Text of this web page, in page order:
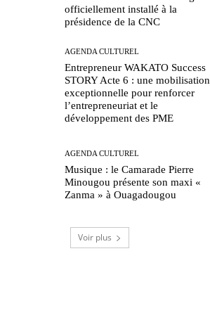
officiellement installé à la
présidence de la CNC
AGENDA CULTUREL
Entrepreneur WAKATO Success
STORY Acte 6 : une mobilisation
exceptionnelle pour renforcer
l’entrepreneuriat et le
développement des PME
AGENDA CULTUREL
Musique : le Camarade Pierre
Minougou présente son maxi «
Zanma » à Ouagadougou
Voir plus